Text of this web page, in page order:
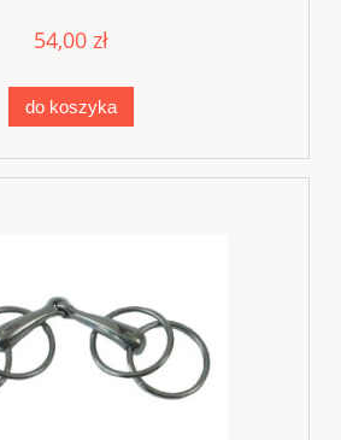
54,00 zł
do koszyka